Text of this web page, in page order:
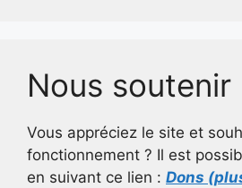
Nous soutenir
Vous appréciez le site et
fonctionnement ? Il est
en suivant ce lien : Dons